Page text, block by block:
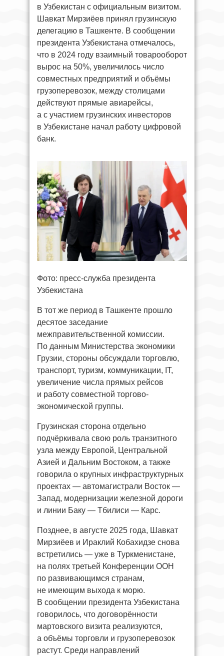
в Узбекистан с официальным визитом.
Шавкат Мирзиёев принял грузинскую
делегацию в Ташкенте. В сообщении
президента Узбекистана отмечалось,
что в 2024 году взаимный товарооборот
вырос на 50%, увеличилось число
совместных предприятий и объёмы
грузоперевозок, между столицами
действуют прямые авиарейсы,
а с участием грузинских инвесторов
в Узбекистане начал работу цифровой
банк.
Фото: пресс-служба президента
Узбекистана
В тот же период в Ташкенте прошло
десятое заседание
межправительственной комиссии.
По данным Министерства экономики
Грузии, стороны обсуждали торговлю,
транспорт, туризм, коммуникации, IT,
увеличение числа прямых рейсов
и работу совместной торгово-
экономической группы.
Грузинская сторона отдельно
подчёркивала свою роль транзитного
узла между Европой, Центральной
Азией и Дальним Востоком, а также
говорила о крупных инфраструктурных
проектах — автомагистрали Восток —
Запад, модернизации железной дороги
и линии Баку — Тбилиси — Карс.
Позднее, в августе 2025 года, Шавкат
Мирзиёев и Ираклий Кобахидзе снова
встретились — уже в Туркменистане,
на полях третьей Конференции ООН
по развивающимся странам,
не имеющим выхода к морю.
В сообщении президента Узбекистана
говорилось, что договорённости
мартовского визита реализуются,
а объёмы торговли и грузоперевозок
растут. Среди направлений